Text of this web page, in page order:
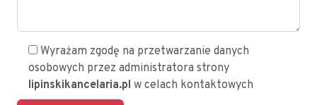
Wyrażam zgodę na przetwarzanie danych
osobowych przez administratora strony
lipinskikancelaria.pl w celach kontaktowych